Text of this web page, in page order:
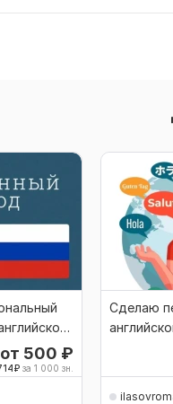
от 500 ₽
₽ за 1 000 зн.
Сделаю